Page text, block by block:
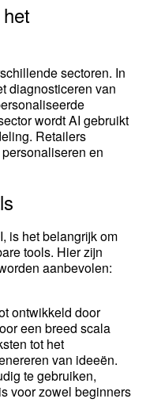
sectoren. In
diagnosticeren van
wordt AI gebruikt
Retailers
en
is het belangrijk om
tools. Hier zijn
aanbevolen:
ontwikkeld door
een breed scala
tot het
van ideeën.
te gebruiken,
voor zowel beginners